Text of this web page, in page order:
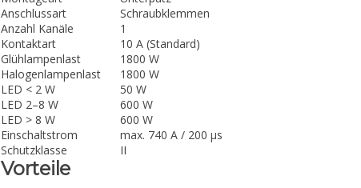
Anschlussart
Schraubklemmen
Anzahl Kanäle
1
Kontaktart
10 A (Standard)
Glühlampenlast
1800 W
Halogenlampenlast
1800 W
LED < 2 W
50 W
LED 2–8 W
600 W
LED > 8 W
600 W
Einschaltstrom
max. 740 A / 200 µs
Schutzklasse
II
Vorteile